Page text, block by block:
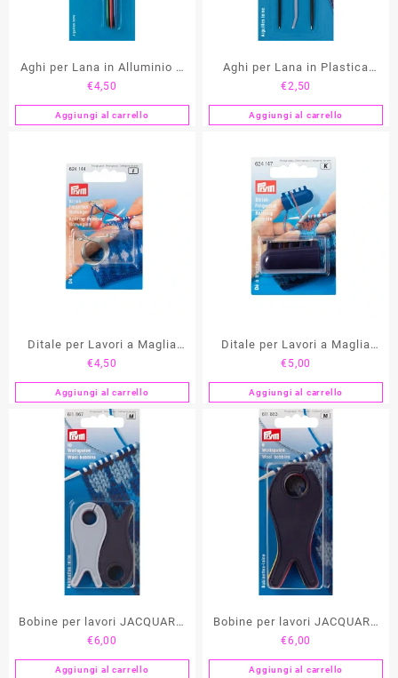
Aghi per Lana in Alluminio e
Cruna Flessibile PRYM
€4,50
Aggiungi al carrello
Aghi per Lana in Plastica
PRYM
€2,50
Aggiungi al carrello
Ditale per Lavori a Maglia
“Norvegese” PRYM
€4,50
Aggiungi al carrello
Ditale per Lavori a Maglia
PRYM
€ 5,00
Aggiungi al carrello
Bobine per lavori JACQUARD
(PICCOLE) PRYM
€6,00
Aggiungi al carrello
Bobine per lavori JACQUARD
(GRANDI) PRYM
€6,00
Aggiungi al carrello